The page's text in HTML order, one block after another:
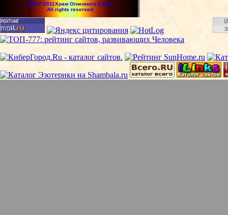
©2007-2011Храм Огненного Света.
All rights reserved